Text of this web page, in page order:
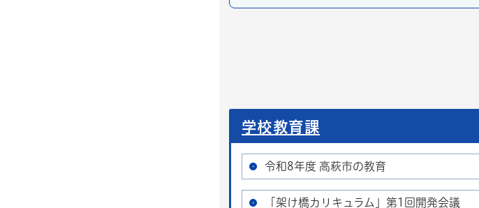
学校教育課
令和8年度 高萩市の教育
「架け橋カリキュラム」第1回開発会議